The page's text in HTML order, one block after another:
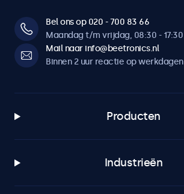
Bel ons op 020 - 700 83 66
Maandag t/m vrijdag, 08:30 - 17:30
Mail naar info@beetronics.nl
Binnen 2 uur reactie op werkdagen
Producten
Industrieën